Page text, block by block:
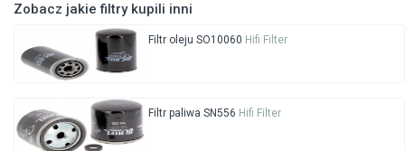
Zobacz jakie filtry kupili inni
Filtr oleju SO10060 Hifi Filter
Filtr paliwa SN556 Hifi Filter